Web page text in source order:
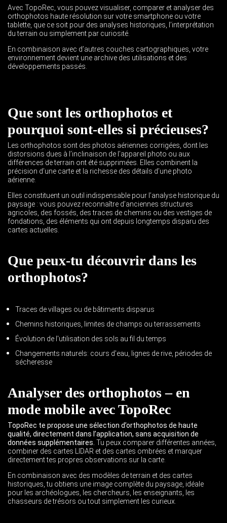
Avec TopoRec, vous pouvez visualiser, comparer et analyser des
orthophotos haute résolution sur votre smartphone ou votre
tablette, que ce soit pour des analyses historiques, l’interprétation
du terrain ou simplement par curiosité.
En combinaison avec d’autres couches cartographiques, votre
environnement devient une archive des utilisations et des
développements passés.
Que sont les orthophotos et
pourquoi sont-elles si précieuses?
Les orthophotos sont des photos aériennes corrigées, dont les
distorsions dues à l’inclinaison de l’appareil photo ou aux
différences de terrain ont été supprimées. Elles combinent la
précision d’une carte et la richesse des détails d’une photo
aérienne.
Elles constituent un outil indispensable pour l’analyse historique du
paysage : vous pouvez reconnaître d’anciennes structures
agricoles, des fossés, des traces de chemins ou des vestiges de
fondations, des éléments qui ont depuis longtemps disparu des
cartes actuelles.
Que peux-tu découvrir dans les
orthophotos?
Traces de villages ou de bâtiments disparus
Chemins historiques, limites de champs ou terrassements
Évolution de l'utilisation des sols au fil du temps
Changements naturels: cours d'eau, lignes de rive, périodes de
sécheresse
Analyser des orthophotos – en
mode mobile avec TopoRec
TopoRec te propose une sélection d’orthophotos de haute
qualité, directement dans l’application, sans acquisition de
données supplémentaires. Tu peux comparer différentes années,
combiner des cartes LIDAR et des cartes ombrées et marquer
directement tes propres observations sur la carte.
En combinaison avec des modèles de terrain et des cartes
historiques, tu obtiens une image complète du paysage, idéale
pour les archéologues, les chercheurs, les enseignants, les
chasseurs de trésors ou tout simplement les curieux.